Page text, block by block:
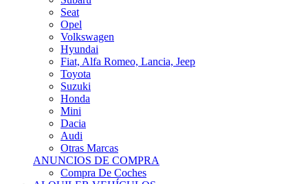
Opel
Volkswagen
Hyundai
Fiat, Alfa Romeo, Lancia, Jeep
Toyota
Suzuki
Honda
Mini
Dacia
Audi
Otras Marcas
ANUNCIOS DE COMPRA
Compra De Coches
ALQUILER VEHÍCULOS
ALQUILER VEHÍCULOS